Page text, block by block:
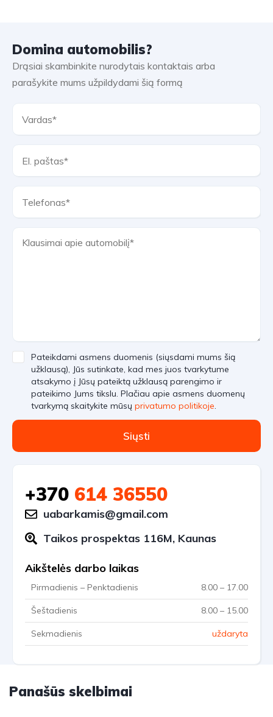
Domina automobilis?
Drąsiai skambinkite nurodytais kontaktais arba
parašykite mums užpildydami šią formą
Pateikdami asmens duomenis (siųsdami mums šią
užklausą), Jūs sutinkate, kad mes juos tvarkytume
atsakymo į Jūsų pateiktą užklausą parengimo ir
pateikimo Jums tikslu. Plačiau apie asmens duomenų
tvarkymą skaitykite mūsų privatumo politikoje.
Siųsti
+370 614 36550
uabarkamis@gmail.com
Taikos prospektas 116M, Kaunas
Aikštelės darbo laikas
Pirmadienis – Penktadienis 8.00 – 17.00
Šeštadienis 8.00 – 15.00
Sekmadienis uždaryta
Panašūs skelbimai